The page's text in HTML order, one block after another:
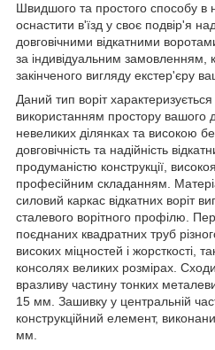
Швидшого та простого способу в
оснастити в'їзд у своє подвір'я
довговічними відкатними
за індивідуальним замовленням,
закінченого вигляду екстер'єру
Даний тип воріт
використанням простору вашого
невеликих ділянках та високою
довговічність та надійність
продуманістю конструкції,
професійним складанням.
силовий каркас відкатних воріт
сталевого ворітного профілю.
поєднаних квадратних труб
високих міцностей і жорсткості,
консолях великих розмірах.
вразливу частину тонких
15 мм. Зашивку у центральній
конструкційний елемент,
мм.